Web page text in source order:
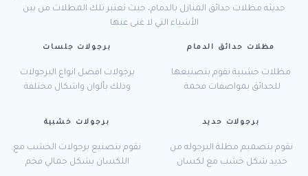
حديثه مظلات حدائق المنازل بالدمام، حيث تعتبر تلك المظلات من بين
الأشياء التي لا غنى عنها
مظلات حدائق الدمام
مظلات خشبية نقوم بتصنيعها
للحدائق بمواصفات فخمة
برجولات جلسات
برجولات افضل انواع البرجولات
وذلك بألوان واشكال مختلفة
برجولات حديد
نقوم بتصميم مظلة البرجوله من
حديد شكل خشب مع لكسان
برجولات خشبية
نقوم بتصنيع برجولات الخشب مع
اللكسان بشكل جمالي فخم